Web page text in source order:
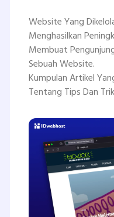
Website Yang
Menghasilkan
Membuat
Sebuah Website.
Kumpulan Artikel
Tentang Tips Dan